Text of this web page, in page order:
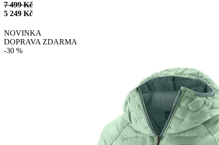
7 499 Kč
5 249 Kč
NOVINKA
DOPRAVA ZDARMA
-30 %